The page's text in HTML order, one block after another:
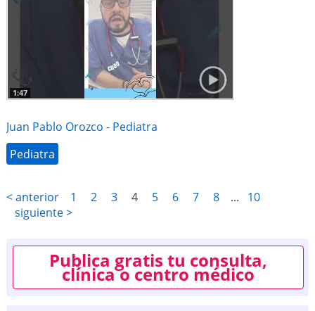
1:47
Juan Pablo Orozco - Pediatra
Pediatra
< anterior 1 2 34 5 6 7 8 ... 10
siguiente >
Publica gratis tu consulta,
clínica o centro médico